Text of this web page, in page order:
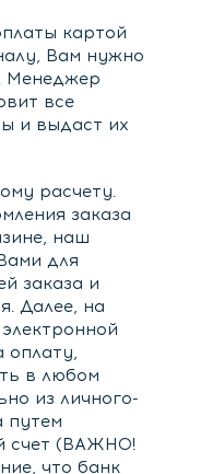
картой
Вам нужно
Менеджер
все
и выдаст их
расчету.
заказа
наш
для
заказа и
Далее, на
оплату,
в любом
из личного-
путем
счет (ВАЖНО!
что банк